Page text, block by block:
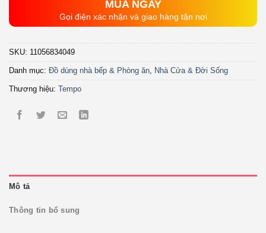
MUA NGAY
Gọi điện xác nhận và giao hàng tận nơi
SKU: 11056834049
Danh mục: Đồ dùng nhà bếp & Phòng ăn Nhà Cửa & Đời Sống
Thương hiệu: Tempo
Mô tả
Thông tin bổ sung